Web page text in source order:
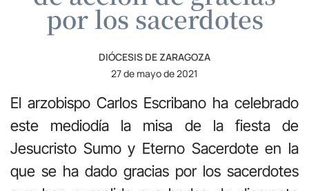
por los sacerdotes
DIÓCESIS DE ZARAGOZA
27 de mayo de 2021
El arzobispo Carlos Escribano ha celebrado
este mediodía la misa de la fiesta de
Jesucristo Sumo y Eterno Sacerdote en la
que se ha dado gracias por los sacerdotes